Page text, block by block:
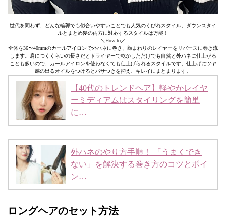
世代を問わず、どんな輪郭でも似合いやすいことでも人気のくびれスタイル。ダウンスタイ
ルとまとめ髪の両方に対応するスタイルは万能！
＼How to／
全体を36〜40mmのカールアイロンで外ハネに巻き、顔まわりのレイヤーをリバースに巻き流
します。肩につくくらいの長さだとドライヤーで乾かしただけでも自然と外ハネに仕上がる
ことも多いので、カールアイロンを使わなくても仕上げられるスタイルです。仕上げにツヤ
感の出るオイルをつけるとパサつきを抑え、キレイにまとまります。
【40代のトレンドヘア】軽やかレイヤ
ーミディアムはスタイリングを簡単
に…
外ハネのやり方手順！ 「うまくでき
ない」を解決する巻き方のコツとポイ
ン…
ロングヘアのセット方法